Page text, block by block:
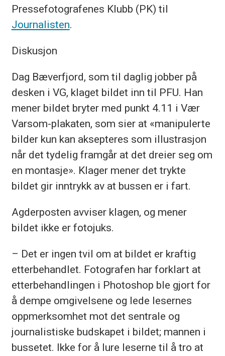
Pressefotografenes Klubb (PK) til
Journalisten.
Diskusjon
Dag Bæverfjord, som til daglig jobber på
desken i VG, klaget bildet inn til PFU. Han
mener bildet bryter med punkt 4.11 i Vær
Varsom-plakaten, som sier at «manipulerte
bilder kun kan aksepteres som illustrasjon
når det tydelig framgår at det dreier seg om
en montasje». Klager mener det trykte
bildet gir inntrykk av at bussen er i fart.
Agderposten avviser klagen, og mener
bildet ikke er fotojuks.
– Det er ingen tvil om at bildet er kraftig
etterbehandlet. Fotografen har forklart at
etterbehandlingen i Photoshop ble gjort for
å dempe omgivelsene og lede lesernes
oppmerksomhet mot det sentrale og
journalistiske budskapet i bildet; mannen i
bussetet. Ikke for å lure leserne til å tro at